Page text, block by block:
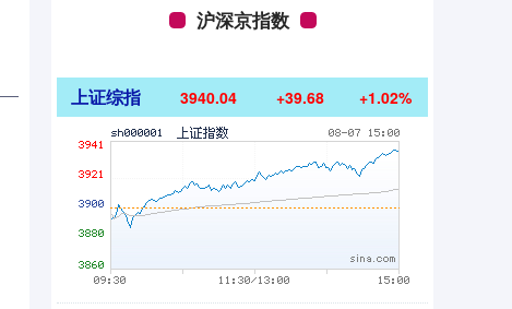
沪深京指数
上证综指 3940.04 +39.68 +1.02%